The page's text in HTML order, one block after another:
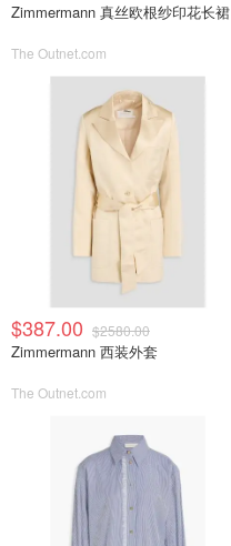
Zimmermann 真丝欧根纱印花长裙
The Outnet.com
$387.00 $2580.00
Zimmermann 西装外套
The Outnet.com